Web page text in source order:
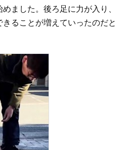
ました。後ろ足に力が入り、
ることが増えていったのだと